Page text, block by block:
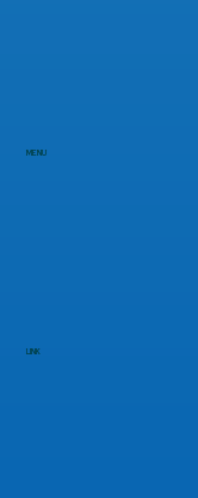
MENU
LINK